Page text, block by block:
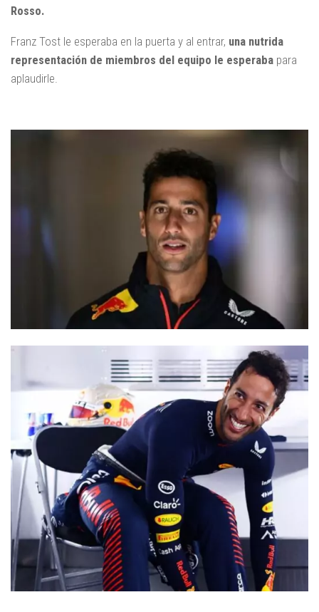
Rosso.
Franz Tost le esperaba en la puerta y al entrar, una nutrida
representación de miembros del equipo le esperaba para
aplaudirle.